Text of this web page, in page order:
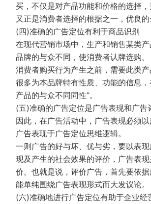
买，不仅是对产品功能和价格的选择
又正是消费者选择的根据之一，优良
(四)准确的广告定位有利于商品识别
在现代营销市场中，生产和销售某类
品牌的与众不同，使消费者认牌选购。
消费者购买行为产生之前，需要此类
很多为本品牌特有性质、功能的信息
产品的与众不同同性”。
(五)准确的广告定位是广告表现和广告
因此，在广告活动中，广告表现必须
广告表现于广告定位思维逻辑。
一则广告的好与坏、优与劣，要以表
现及产生的社会效果的评价，广告表
价。也就是说，评价广告，首先要依
能单纯围绕广告表现形式而大发议论
(六)准确地进行广告定位有助于企业经